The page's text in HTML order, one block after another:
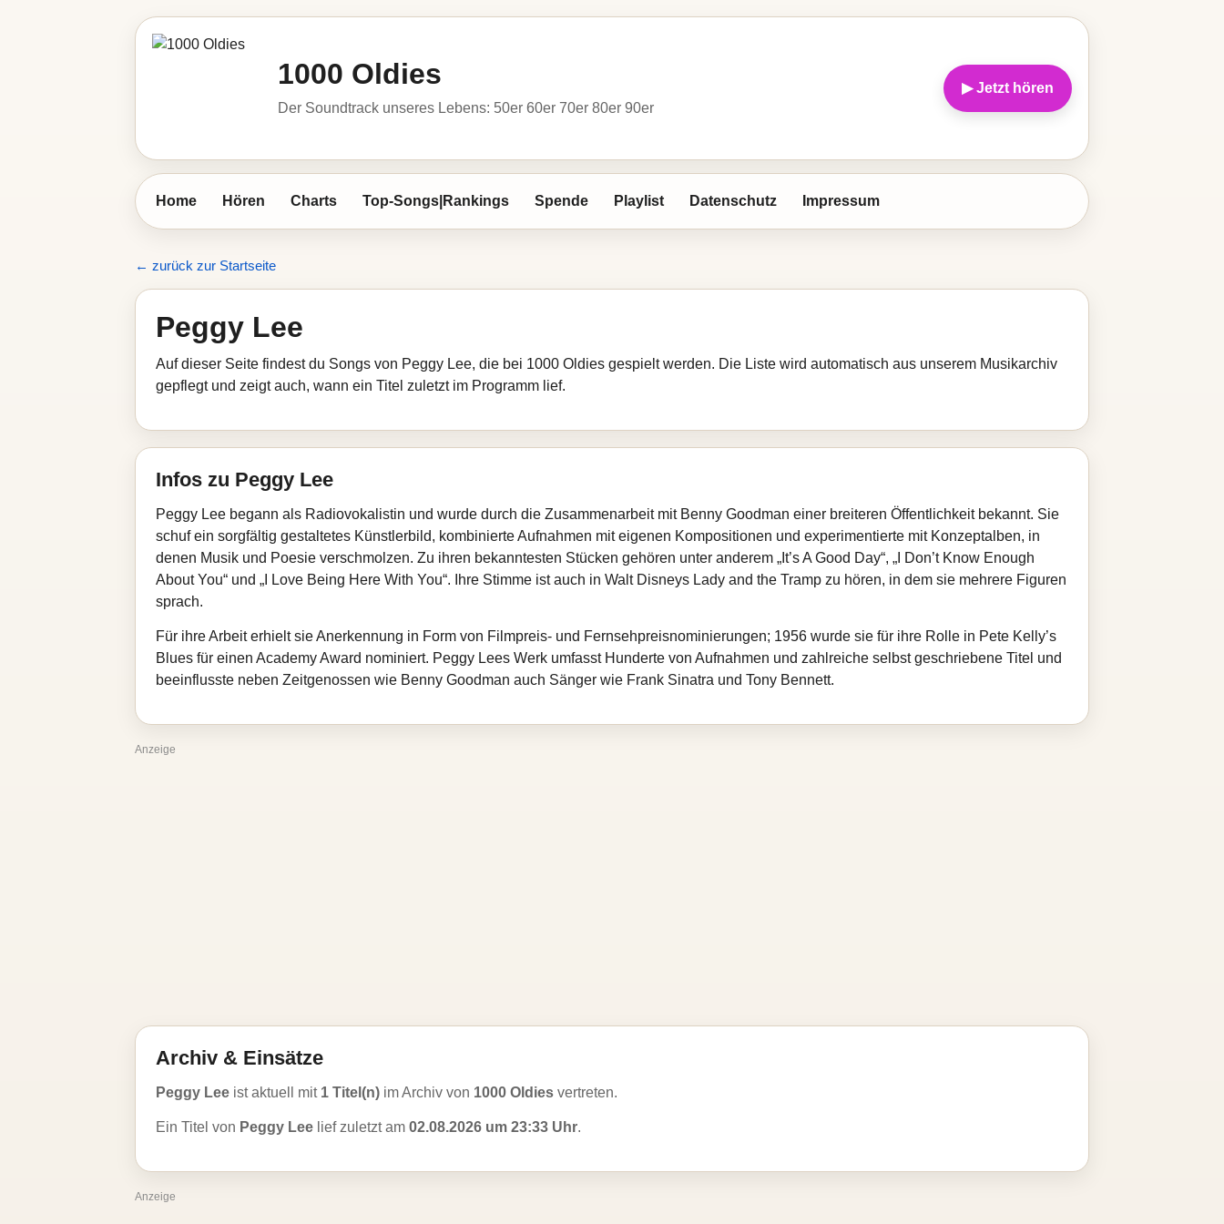
1000 Oldies
Der Soundtrack unseres Lebens: 50er 60er 70er 80er 90er
▶ Jetzt hören
Home Hören Charts Top-Songs|Rankings Spende Playlist Datenschutz Impressum
← zurück zur Startseite
Peggy Lee
Auf dieser Seite findest du Songs von Peggy Lee, die bei 1000 Oldies gespielt werden. Die Liste wird automatisch aus unserem Musikarchiv
gepflegt und zeigt auch, wann ein Titel zuletzt im Programm lief.
Infos zu Peggy Lee
Peggy Lee begann als Radiovokalistin und wurde durch die Zusammenarbeit mit Benny Goodman einer breiteren Öffentlichkeit bekannt. Sie
schuf ein sorgfältig gestaltetes Künstlerbild, kombinierte Aufnahmen mit eigenen Kompositionen und experimentierte mit Konzeptalben, in
denen Musik und Poesie verschmolzen. Zu ihren bekanntesten Stücken gehören unter anderem „It’s A Good Day“, „I Don’t Know Enough
About You“ und „I Love Being Here With You“. Ihre Stimme ist auch in Walt Disneys Lady and the Tramp zu hören, in dem sie mehrere Figuren
sprach.
Für ihre Arbeit erhielt sie Anerkennung in Form von Filmpreis- und Fernsehpreisnominierungen; 1956 wurde sie für ihre Rolle in Pete Kelly’s
Blues für einen Academy Award nominiert. Peggy Lees Werk umfasst Hunderte von Aufnahmen und zahlreiche selbst geschriebene Titel und
beeinflusste neben Zeitgenossen wie Benny Goodman auch Sänger wie Frank Sinatra und Tony Bennett.
Anzeige
Archiv & Einsätze
Peggy Lee ist aktuell mit 1 Titel(n) im Archiv von 1000 Oldies vertreten.
Ein Titel von Peggy Lee lief zuletzt am 02.08.2026 um 23:33 Uhr.
Anzeige